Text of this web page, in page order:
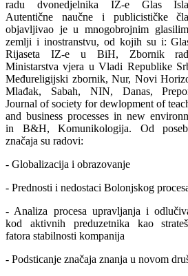
radu dvonedjelnika IZ-e Glas
Autentične naučne i publicističke
objavljivao je u mnogobrojnim
zemlji i inostranstvu, od kojih su i:
Rijaseta IZ-e u BiH, Zbornik
Ministarstva vjera u Vladi Republike
Međureligijski zbornik, Nur, Novi
Mlađak, Sabah, NIN, Danas,
Journal of society for dewlopment of
and business processes in new
in B&H, Komunikologija. Od
značaja su radovi:
- Globalizacija i obrazovanje
- Prednosti i nedostaci Bolonjskog
- Analiza procesa upravljanja i
kod aktivnih preduzetnika kao
fatora stabilnosti kompanija
- Podsticanje značaja znanja u novom